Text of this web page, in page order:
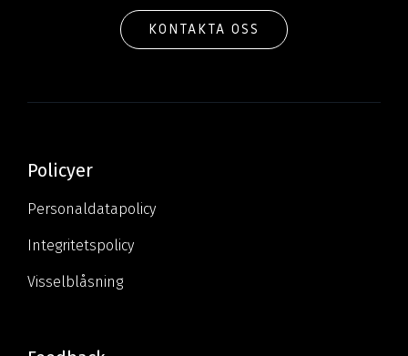
KONTAKTA OSS
Policyer
Personaldatapolicy
Integritetspolicy
Visselblåsning